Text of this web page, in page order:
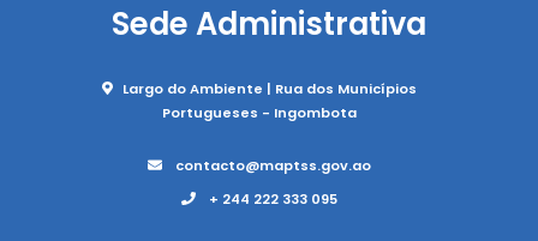
Sede Administrativa
Largo do Ambiente | Rua dos Municípios
Portugueses - Ingombota
contacto@maptss.gov.ao
+ 244 222 333 095